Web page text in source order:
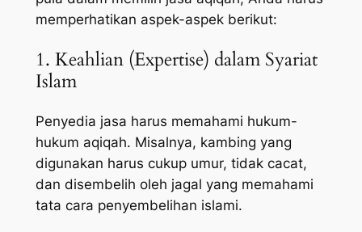
memperhatikan aspek-aspek berikut:
1. Keahlian (Expertise) dalam Syariat
Islam
Penyedia jasa harus memahami hukum-
hukum aqiqah. Misalnya, kambing yang
digunakan harus cukup umur, tidak cacat,
dan disembelih oleh jagal yang memahami
tata cara penyembelihan islami.